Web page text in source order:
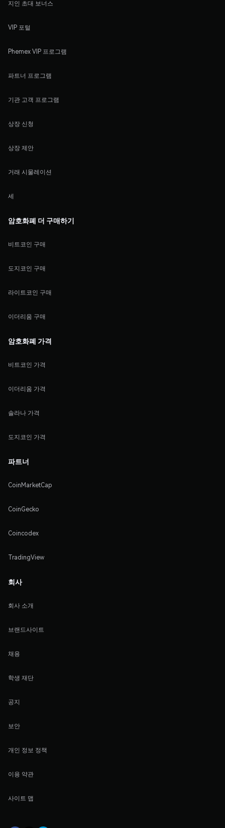
지인 초대 보너스
VIP 포털
Phemex VIP 프로그램
파트너 프로그램
기관 고객 프로그램
상장 신청
상장 제안
거래 시물레이션
세
암호화폐 더 구매하기
비트코인 구매
도지코인 구매
라이트코인 구매
이더리움 구매
암호화폐 가격
비트코인 가격
이더리움 가격
솔라나 가격
도지코인 가격
파트너
CoinMarketCap
CoinGecko
Coincodex
TradingView
회사
회사 소개
브랜드사이트
채용
학생 재단
공지
보안
개인 정보 정책
이용 약관
사이트 맵